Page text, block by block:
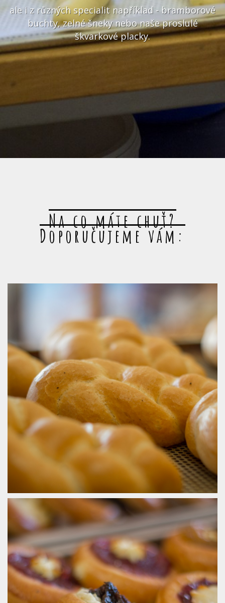
ale i z různých specialit například - bramborové
buchty, zelné šneky nebo naše proslulé
škvarkové placky.
Na co máte chuť?
Doporučujeme vám: